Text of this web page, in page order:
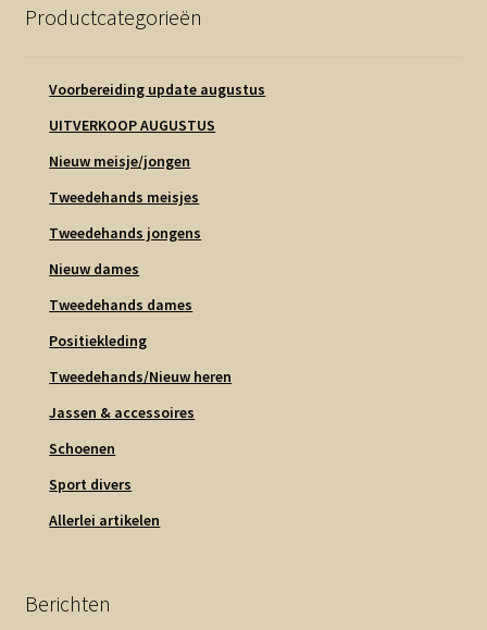
Productcategorieën
Voorbereiding update augustus
UITVERKOOP AUGUSTUS
Nieuw meisje/jongen
Tweedehands meisjes
Tweedehands jongens
Nieuw dames
Tweedehands dames
Positiekleding
Tweedehands/Nieuw heren
Jassen & accessoires
Schoenen
Sport divers
Allerlei artikelen
Berichten